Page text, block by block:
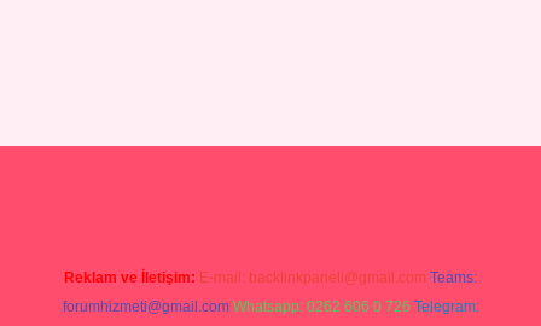
Reklam ve İletişim: E-mail: backlinkpaneli@gmail.com Teams:
forumhizmeti@gmail.com Whatsapp: 0262 606 0 726 Telegram: